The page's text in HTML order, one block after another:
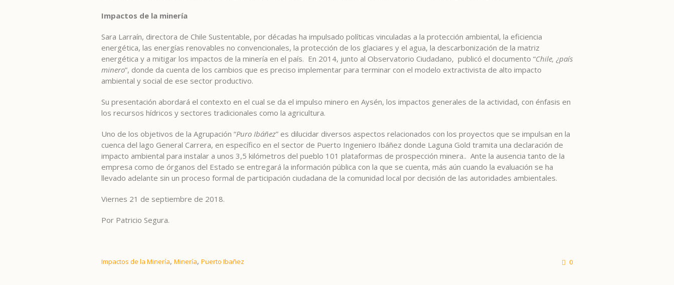
Impactos de la minería
Sara Larraín, directora de Chile Sustentable, por décadas ha impulsado políticas vinculadas a la protección ambiental, la eficiencia
energética, las energías renovables no convencionales, la protección de los glaciares y el agua, la descarbonización de la matriz
energética y a mitigar los impactos de la minería en el país. En 2014, junto al Observatorio Ciudadano, publicó el documento “Chile, ¿país
minero”, donde da cuenta de los cambios que es preciso implementar para terminar con el modelo extractivista de alto impacto
ambiental y social de ese sector productivo.
Su presentación abordará el contexto en el cual se da el impulso minero en Aysén, los impactos generales de la actividad, con énfasis en
los recursos hídricos y sectores tradicionales como la agricultura.
Uno de los objetivos de la Agrupación “Puro Ibáñez” es dilucidar diversos aspectos relacionados con los proyectos que se impulsan en la
cuenca del lago General Carrera, en específico en el sector de Puerto Ingeniero Ibáñez donde Laguna Gold tramita una declaración de
impacto ambiental para instalar a unos 3,5 kilómetros del pueblo 101 plataformas de prospección minera.. Ante la ausencia tanto de la
empresa como de órganos del Estado se entregará la información pública con la que se cuenta, más aún cuando la evaluación se ha
llevado adelante sin un proceso formal de participación ciudadana de la comunidad local por decisión de las autoridades ambientales.
Viernes 21 de septiembre de 2018.
Por Patricio Segura.
Impactos de la Minería, Minería, Puerto Ibañez 0